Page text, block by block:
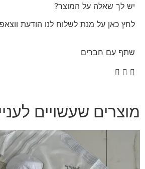
יש לך שאלה על המוצר?
לחץ כאן על מנת לשלוח לנו הודעת
שתף עם חברים
מוצרים שעשויים